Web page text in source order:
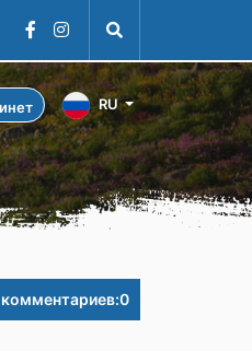
RU
0